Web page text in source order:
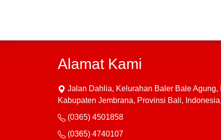
Alamat Kami
Jalan Dahlia, Kelurahan Baler Bale Agung,
Kabupaten Jembrana, Provinsi Bali,
(0365) 4501858
(0365) 4740107